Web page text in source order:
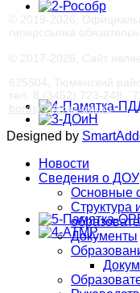
bords@obraz-tmr.ru
Designed by
Новости
Сведения о ДОУ
Основные
Структура
Документы